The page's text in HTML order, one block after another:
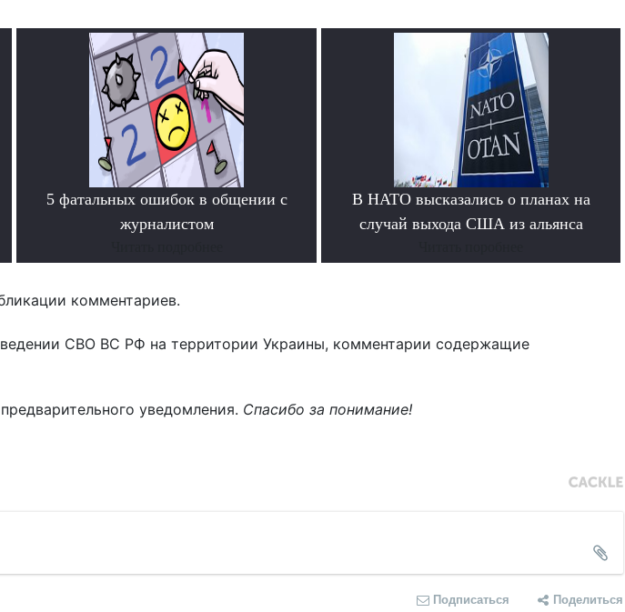
5 фатальных ошибок в общении с
журналистом
В НАТО высказались о планах на
случай выхода США из альянса
комментариев.
СВО ВС РФ на территории Украины, комментарии содержащие
уведомления. Спасибо за понимание!
Подписаться Поделиться